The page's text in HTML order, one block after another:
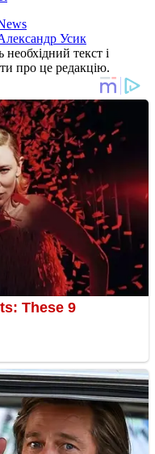
Усик
текст і
про це редакцію.